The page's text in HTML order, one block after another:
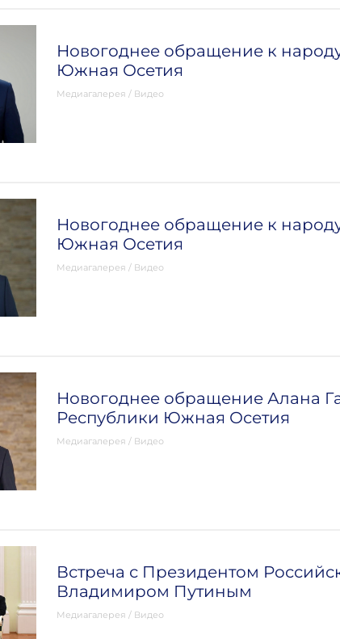
Новогоднее обращение к
Южная Осетия
Медиагалерея / Видео
Новогоднее обращение к
Южная Осетия
Медиагалерея / Видео
Новогоднее обращение Алана
Республики Южная Осетия
Медиагалерея / Видео
Встреча с Президентом
Владимиром Путиным
Медиагалерея / Видео